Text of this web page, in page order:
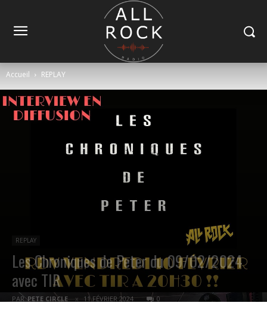
Accueil REPLAY
REPLAY
Les Chroniques de Peter du 09/02/2024
avec TIR
PAR PETE CIRCLE 11 FÉVRIER 2024 0